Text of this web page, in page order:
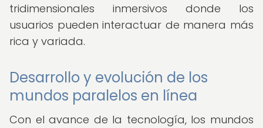
tridimensionales inmersivos donde los
usuarios pueden interactuar de manera más
rica y variada.
Desarrollo y evolución de los
mundos paralelos en línea
Con el avance de la tecnología, los mundos